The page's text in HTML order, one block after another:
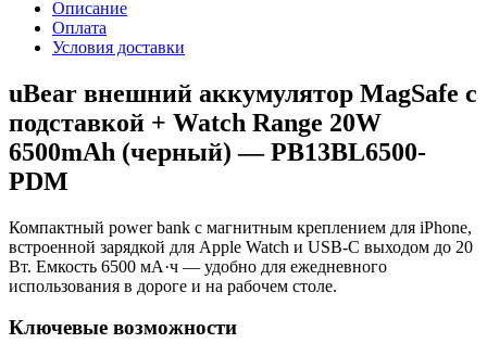
Описание
Оплата
Условия доставки
uBear внешний аккумулятор MagSafe с
подставкой + Watch Range 20W
6500mAh (черный) — PB13BL6500-
PDM
Компактный power bank с магнитным креплением для iPhone,
встроенной зарядкой для Apple Watch и USB‑C выходом до 20
Вт. Емкость 6500 мА·ч — удобно для ежедневного
использования в дороге и на рабочем столе.
Ключевые возможности